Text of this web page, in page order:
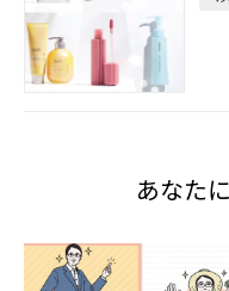
あなた